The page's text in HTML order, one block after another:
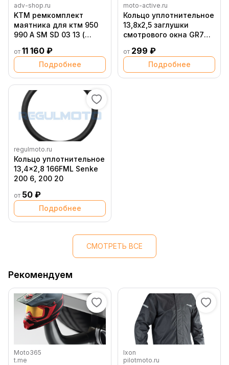
adv-shop.ru
KTM ремкомплект
маятника для ктм 950
990 A SM SD 03 13 (
от 11 160 ₽
Подробнее
moto-active.ru
Кольцо уплотнительное
13,8х2,5 заглушки
смотрового окна GR7
от 299 ₽
Подробнее
regulmoto.ru
Кольцо уплотнительное
13,4x2,8 166FML Senke
200 6, 200 20
от 50 ₽
Подробнее
СМОТРЕТЬ ВСЕ
Рекомендуем
Moto365
t.me
Ixon
pilotmoto.ru